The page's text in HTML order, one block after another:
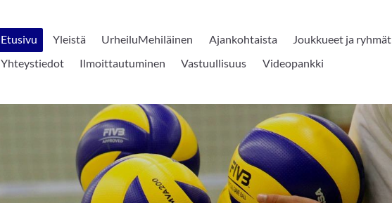
Etusivu Yleistä UrheiluMehiläinen Ajankohtaista Joukkueet ja ryhmät
Yhteystiedot
Ilmoittautuminen Vastuullisuus Videopankki